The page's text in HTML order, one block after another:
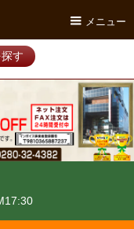
メニュー
す